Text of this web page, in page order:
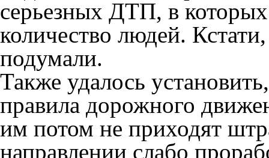
серьезных ДТП, в
количество людей.
подумали.
Также удалось
правила дорожного
им потом не приходят
направлении слабо